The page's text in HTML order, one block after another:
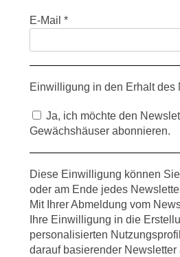
E-Mail*
Einwilligung in den Erhalt des
Ja, ich möchte den
Gewächshäuser abonnieren.
Diese Einwilligung können
oder am Ende jedes
Mit Ihrer Abmeldung vom
Ihre Einwilligung in die
personalisierten
darauf basierender